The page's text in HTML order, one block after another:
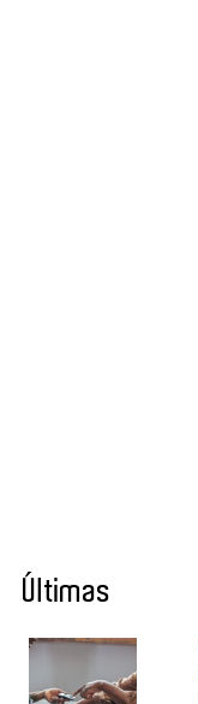
Últimas